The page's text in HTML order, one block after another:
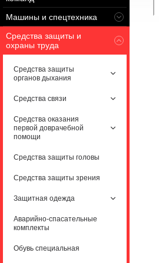
Машины и спецтехника
Средства защиты и
охраны труда
Средства защиты
органов дыхания
Средства связи
Средства оказания
первой доврачебной
помощи
Средства защиты головы
Средства защиты зрения
Защитная одежда
Аварийно-спасательные
комплекты
Обувь специальная